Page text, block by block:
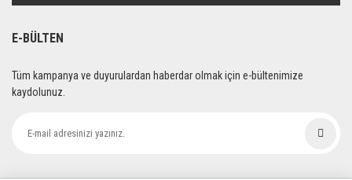
E-BÜLTEN
Tüm kampanya ve duyurulardan haberdar olmak için e-bültenimize
kaydolunuz.